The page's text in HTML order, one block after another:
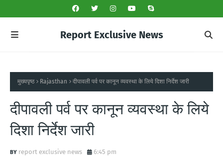
Report Exclusive News
मुख्यपृष्ठ Rajasthan दीपावली पर्व पर कानून व्यवस्था के लिये दिशा निर्देश जारी
दीपावली पर्व पर कानून व्यवस्था के लिये
दिशा निर्देश जारी
report exclusive news 6:45 pm